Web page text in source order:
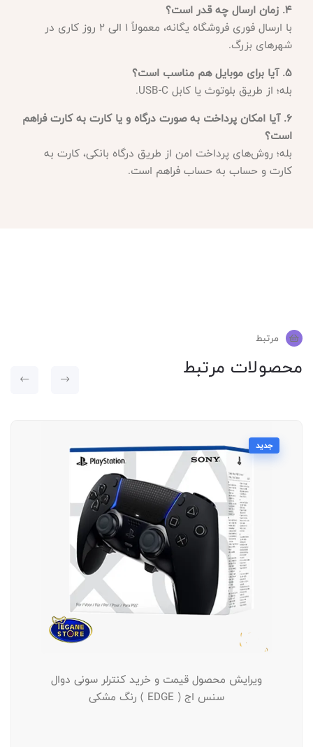
4. زمان ارسال چه قدر است؟
با ارسال فوری فروشگاه یگانه، معمولاً ۱ الی ۲ روز کاری در
شهرهای بزرگ.
5. آیا برای موبایل هم مناسب است؟
بله؛ از طریق بلوتوث یا کابل USB-C.
6. آیا امکان پرداخت به صورت درگاه و یا کارت به کارت فراهم
است؟
بله؛ روش‌های پرداخت امن از طریق درگاه بانکی، کارت به
کارت و حساب به حساب فراهم است.
مرتبط
محصولات مرتبط
جدید
ویرایش محصول قیمت و خرید کنترلر سونی دوال
سنس اج ( EDGE ) رنگ مشکی